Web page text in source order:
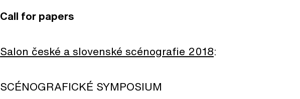
Call for papers
Salon české a slovenské scénografie 2018:
SCÉNOGRAFICKÉ SYMPOSIUM